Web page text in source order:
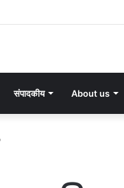
परंपरा की गूँज
संपादकीय About us